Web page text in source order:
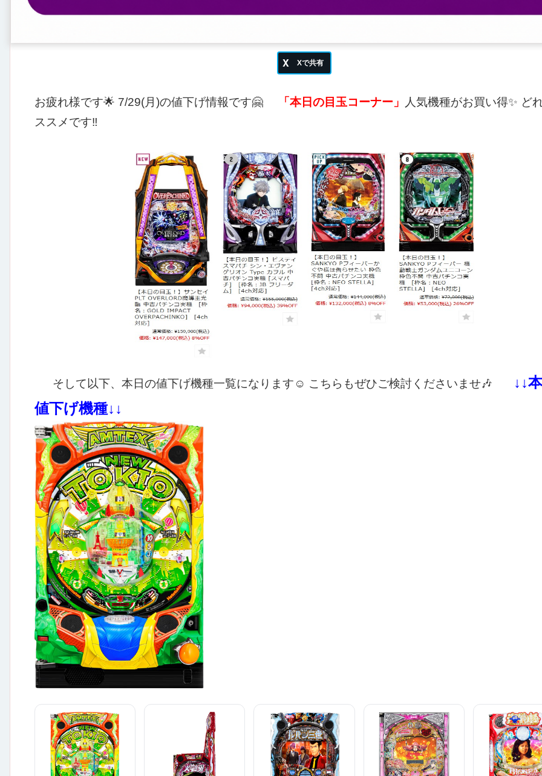
お疲れ様です🌟 7/29(月)の値下げ情報です🤗 「本日の目玉コーナー」 人気機種がお買い得✨ ど
ススメです‼
そして以下、本日の値下げ機種一覧になります☺ こちらもぜひご検討くださいませ🎶
↓↓
値下げ機種↓↓